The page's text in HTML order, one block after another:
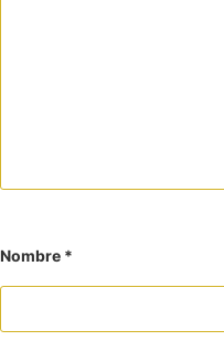
Nombre *